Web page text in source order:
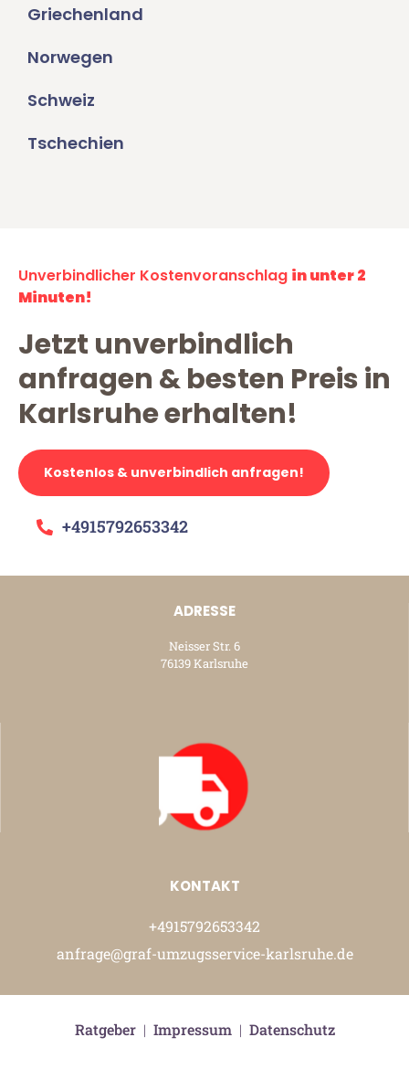
Griechenland
Norwegen
Schweiz
Tschechien
Unverbindlicher Kostenvoranschlag in unter 2
Minuten!
Jetzt unverbindlich
anfragen & besten Preis in
Karlsruhe erhalten!
Kostenlos & unverbindlich anfragen!
+4915792653342
ADRESSE
Neisser Str. 6
76139 Karlsruhe
KONTAKT
+4915792653342
anfrage@graf-umzugsservice-karlsruhe.de
Ratgeber| Impressum| Datenschutz